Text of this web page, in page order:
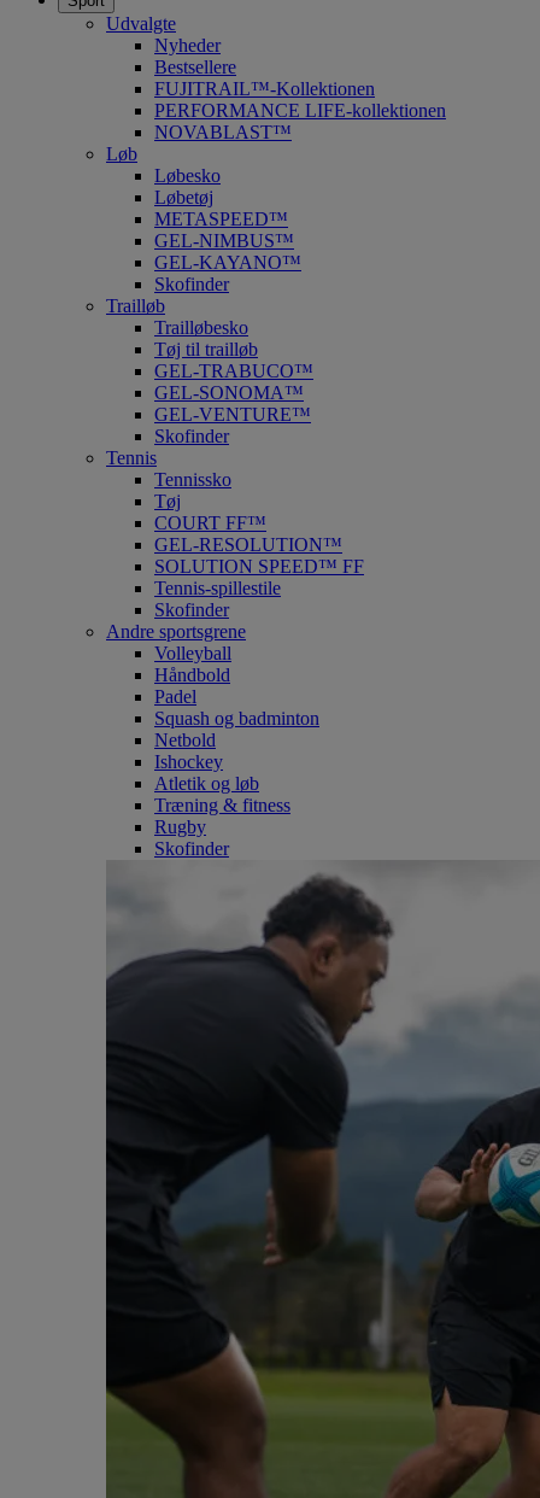
Udvalgte
Nyheder
Bestsellere
FUJITRAIL™-Kollektionen
PERFORMANCE LIFE-kollektionen
NOVABLAST™
Løb
Løbesko
Løbetøj
METASPEED™
GEL-NIMBUS™
GEL-KAYANO™
Skofinder
Trailløb
Trailløbesko
Tøj til trailløb
GEL-TRABUCO™
GEL-SONOMA™
GEL-VENTURE™
Skofinder
Tennis
Tennissko
Tøj
COURT FF™
GEL-RESOLUTION™
SOLUTION SPEED™ FF
Tennis-spillestile
Skofinder
Andre sportsgrene
Volleyball
Håndbold
Padel
Squash og badminton
Netbold
Ishockey
Atletik og løb
Træning & fitness
Rugby
Skofinder